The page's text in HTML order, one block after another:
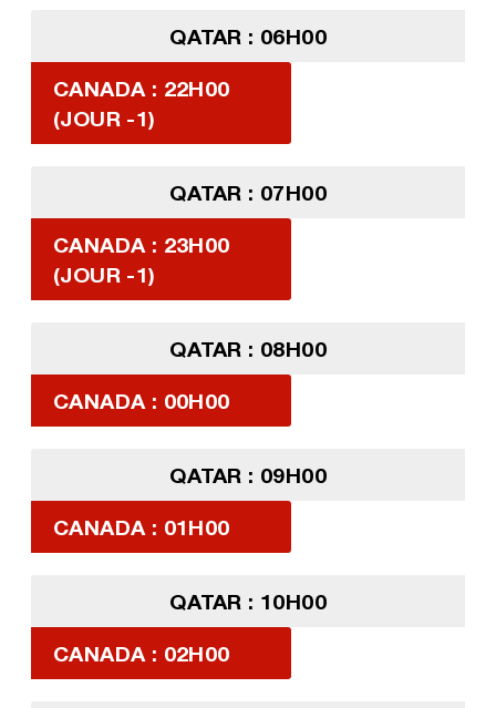
QATAR : 06H00
CANADA : 22H00
(JOUR -1)
QATAR : 07H00
CANADA : 23H00
(JOUR -1)
QATAR : 08H00
CANADA : 00H00
QATAR : 09H00
CANADA : 01H00
QATAR : 10H00
CANADA : 02H00